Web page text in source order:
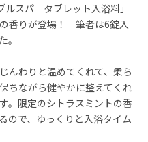
ルスパ タブレット入浴料」
香りが登場！ 筆者は6錠入
。
んわりと温めてくれて、柔ら
ちながら健やかに整えてくれ
。限定のシトラスミントの香
ので、ゆっくりと入浴タイム